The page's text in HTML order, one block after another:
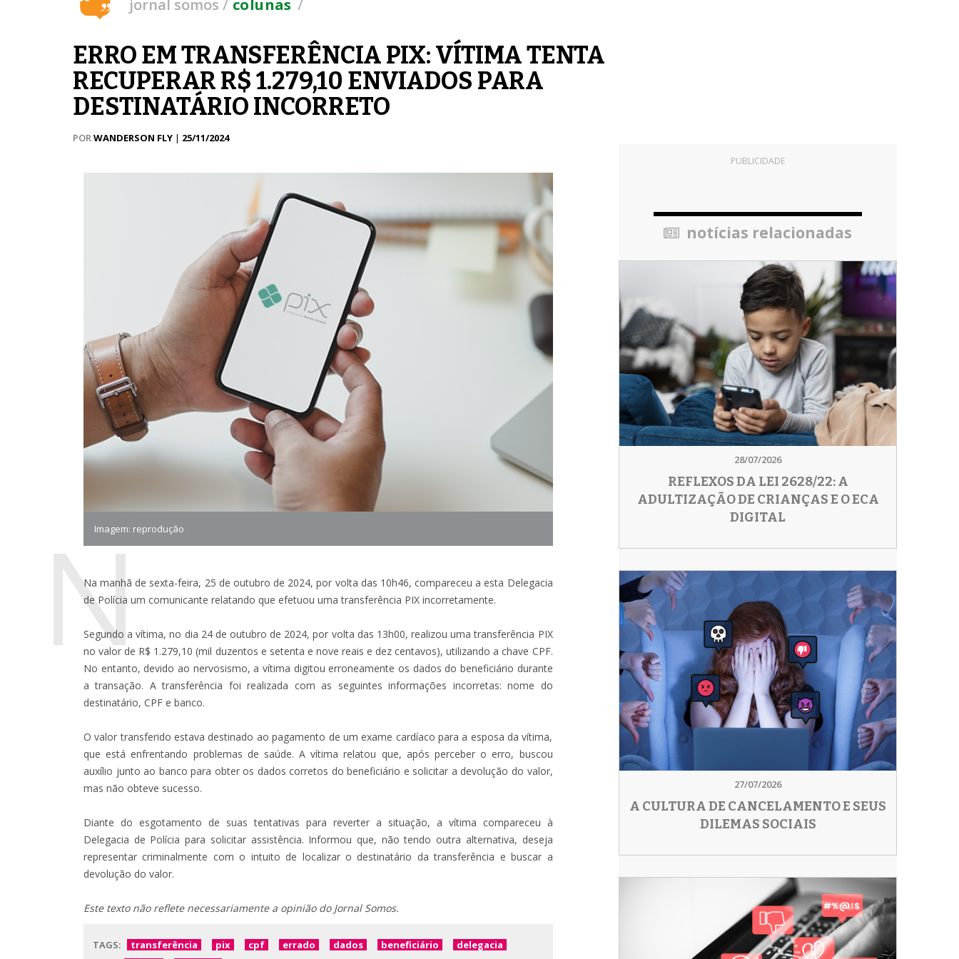
jornal somos colunas
ERRO EM TRANSFERÊNCIA PIX: VÍTIMA TENTA
RECUPERAR R$ 1.279,10 ENVIADOS PARA
DESTINATÁRIO INCORRETO
PORWANDERSON FLY | 25/11/2024
Imagem: reprodução
N
Na manhã de sexta-feira, 25 de outubro de 2024, por volta das 10h46, compareceu a esta Delegacia
de Polícia um comunicante relatando que efetuou uma transferência PIX incorretamente.
Segundo a vítima, no dia 24 de outubro de 2024, por volta das 13h00, realizou uma transferência PIX
no valor de R$ 1.279,10 (mil duzentos e setenta e nove reais e dez centavos), utilizando a chave CPF.
No entanto, devido ao nervosismo, a vítima digitou erroneamente os dados do beneficiário durante
a transação. A transferência foi realizada com as seguintes informações incorretas: nome do
destinatário, CPF e banco.
O valor transferido estava destinado ao pagamento de um exame cardíaco para a esposa da vítima,
que está enfrentando problemas de saúde. A vítima relatou que, após perceber o erro, buscou
auxílio junto ao banco para obter os dados corretos do beneficiário e solicitar a devolução do valor,
mas não obteve sucesso.
Diante do esgotamento de suas tentativas para reverter a situação, a vítima compareceu à
Delegacia de Polícia para solicitar assistência. Informou que, não tendo outra alternativa, deseja
representar criminalmente com o intuito de localizar o destinatário da transferência e buscar a
devolução do valor.
Este texto não reflete necessariamente a opinião do Jornal Somos.
TAGS: transferência pix cpf errado dados beneficiário
delegacia
PUBLICIDADE
notícias relacionadas
28/07/2026
REFLEXOS DA LEI 2628/22: A
ADULTIZAÇÃO DE CRIANÇAS E O ECA
DIGITAL
27/07/2026
A CULTURA DE CANCELAMENTO E SEUS
DILEMAS SOCIAIS